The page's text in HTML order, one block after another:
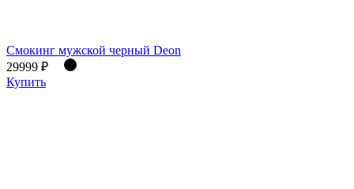
Смокинг мужской черный Deon
29999 ₽
Купить